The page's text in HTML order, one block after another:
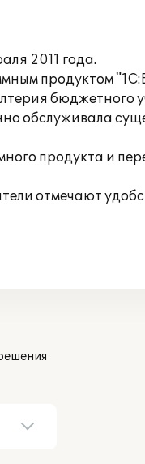
2011 года.
продуктом
бюджетного
обслуживала
продукта и
отмечают